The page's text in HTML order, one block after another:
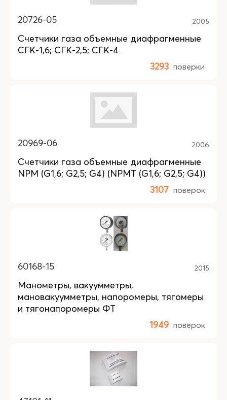
20726-05 2005
Счетчики газа объемные диафрагменные
СГК-1,6; СГК-2,5; СГК-4
3293 поверки
20969-06 2006
Счетчики газа объемные диафрагменные
NPM (G1,6; G2,5; G4) (NPMT (G1,6; G2,5; G4))
3107 поверок
60168-15 2015
Манометры, вакуумметры,
мановакуумметры, напоромеры, тягомеры
и тягонапоромеры ФТ
1949 поверок